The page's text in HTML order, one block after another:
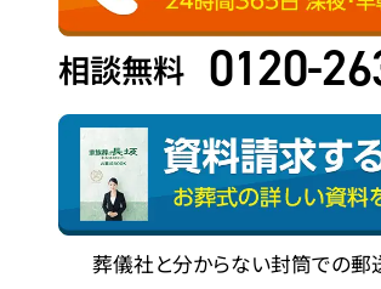
相談無料 0120-
葬儀社と分からない封筒での郵